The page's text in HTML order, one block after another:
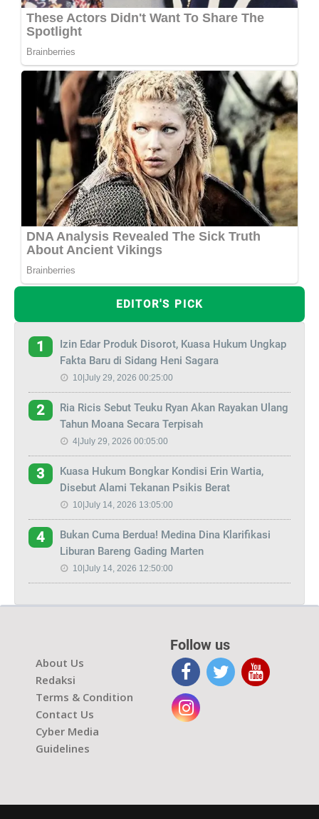
EDITOR'S PICK
1
Izin Edar Produk Disorot, Kuasa Hukum Ungkap
Fakta Baru di Sidang Heni Sagara
10|July 29, 2026 00:25:00
2
Ria Ricis Sebut Teuku Ryan Akan Rayakan Ulang
Tahun Moana Secara Terpisah
4|July 29, 2026 00:05:00
3
Kuasa Hukum Bongkar Kondisi Erin Wartia,
Disebut Alami Tekanan Psikis Berat
10|July 14, 2026 13:05:00
4
Bukan Cuma Berdua! Medina Dina Klarifikasi
Liburan Bareng Gading Marten
10|July 14, 2026 12:50:00
About Us
Redaksi
Terms & Condition
Contact Us
Cyber Media
Guidelines
Follow us